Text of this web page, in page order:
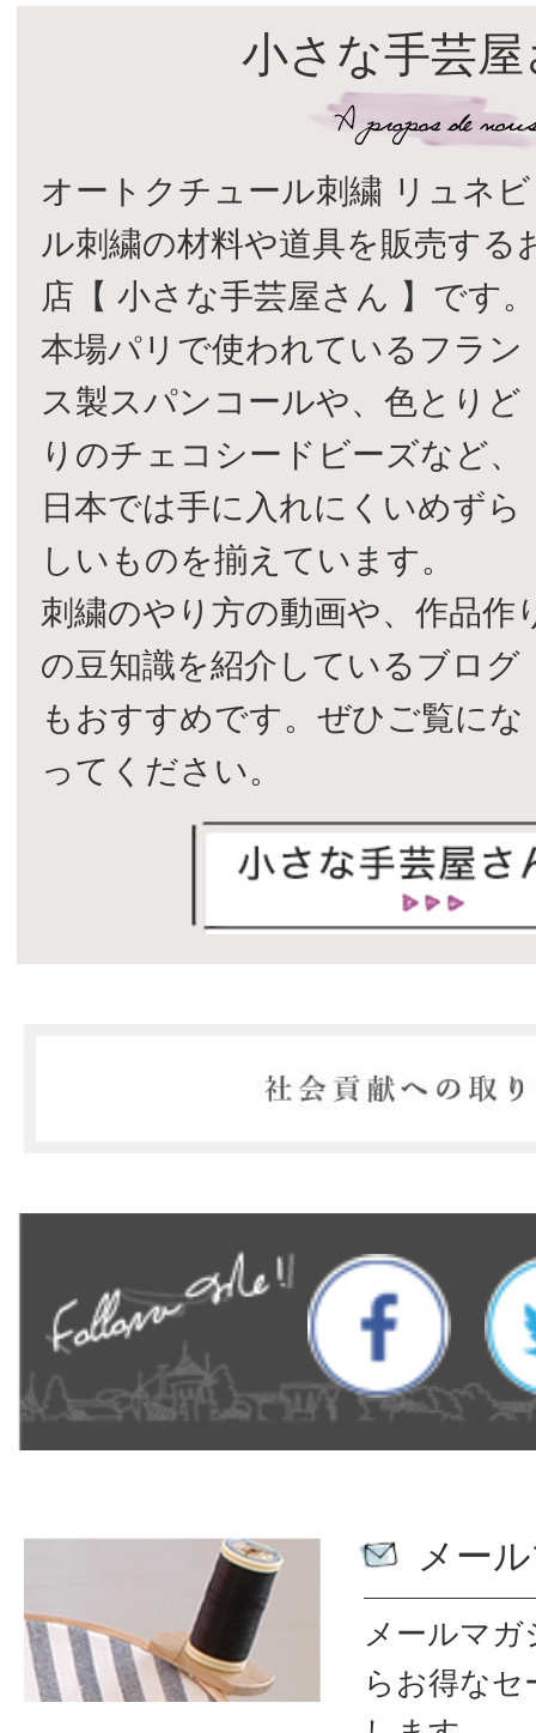
小さな手芸
オートクチュール刺繍 リュネビ
ル刺繍の材料や道具を販売する
店【 小さな手芸屋さん 】です。
本場パリで使われているフラン
ス製スパンコールや、色とりど
りのチェコシードビーズなど、
日本では手に入れにくいめずら
しいものを揃えています。
刺繍のやり方の動画や、作品作
の豆知識を紹介しているブログ
もおすすめです。ぜひご覧にな
ってください。
メー
メールマ
ら お得なセ